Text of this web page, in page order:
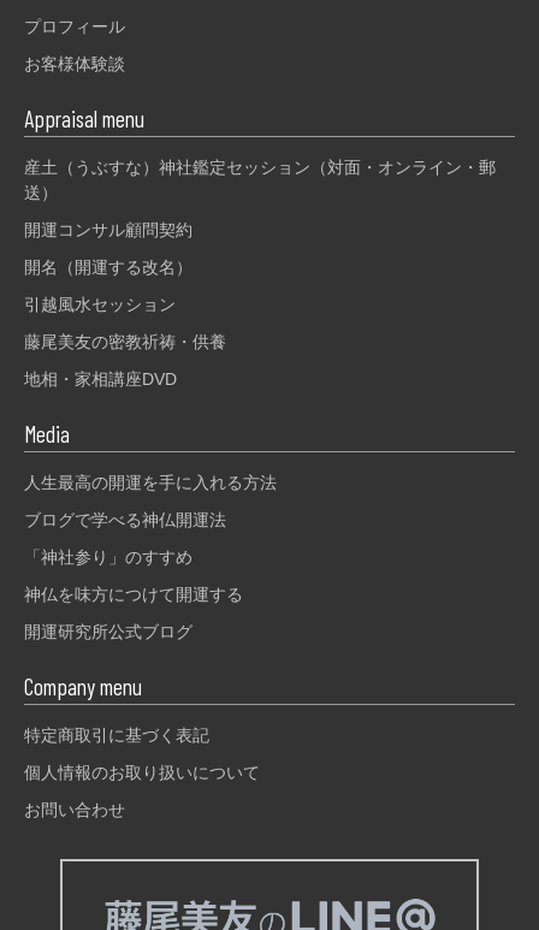
プロフィール
お客様体験談
Appraisal menu
産土（うぶすな）神社鑑定セッション（対面・オンライン・郵
送）
開運コンサル顧問契約
開名（開運する改名）
引越風水セッション
藤尾美友の密教祈祷・供養
地相・家相講座DVD
Media
人生最高の開運を手に入れる方法
ブログで学べる神仏開運法
「神社参り」のすすめ
神仏を味方につけて開運する
開運研究所公式ブログ
Company menu
特定商取引に基づく表記
個人情報のお取り扱いについて
お問い合わせ